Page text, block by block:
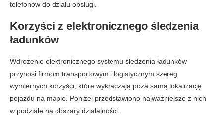
telefonów do działu obsługi.
Korzyści z elektronicznego śledzenia
ładunków
Wdrożenie elektronicznego systemu śledzenia ładunków
przynosi firmom transportowym i logistycznym szereg
wymiernych korzyści, które wykraczają poza samą lokalizację
pojazdu na mapie. Poniżej przedstawiono najważniejsze z nich
w podziale na obszary działalności.